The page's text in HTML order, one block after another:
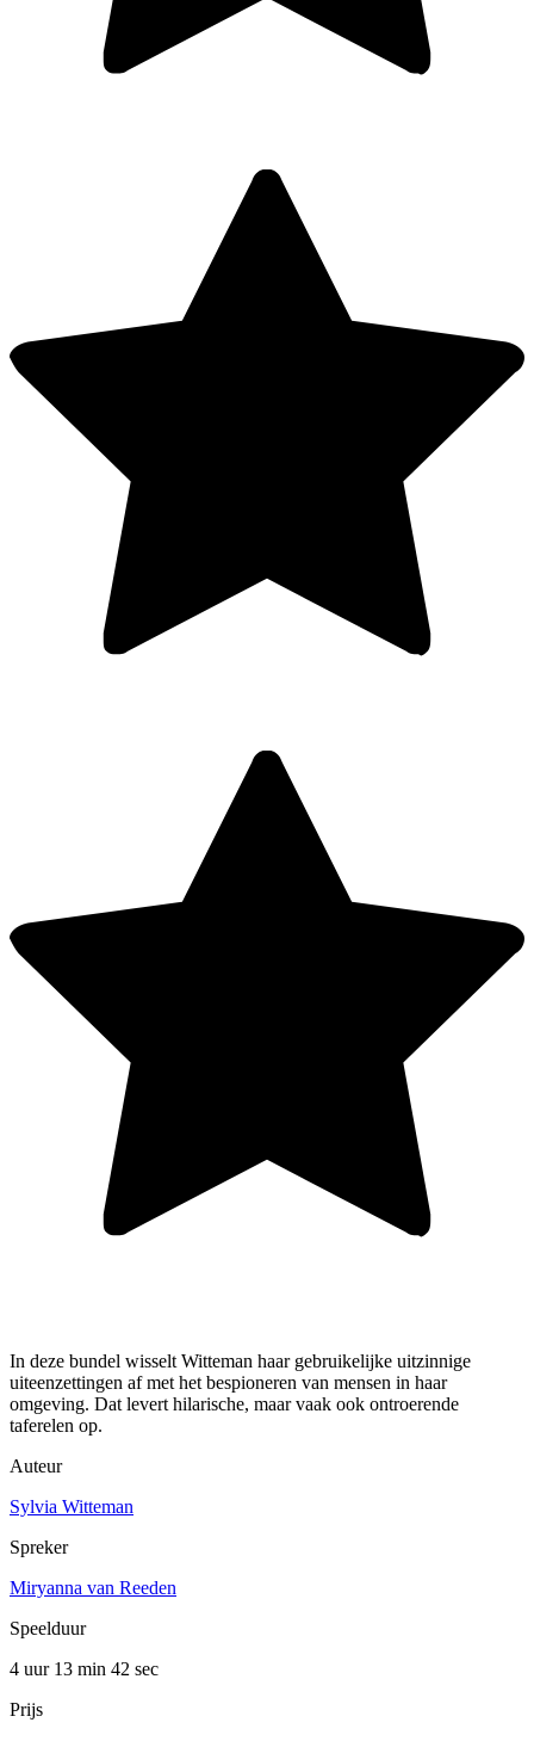
In deze bundel wisselt Witteman haar gebruikelijke uitzinnige
uiteenzettingen af met het bespioneren van mensen in haar
omgeving. Dat levert hilarische, maar vaak ook ontroerende
taferelen op.
Auteur
Sylvia Witteman
Spreker
Miryanna van Reeden
Speelduur
4 uur 13 min 42 sec
Prijs